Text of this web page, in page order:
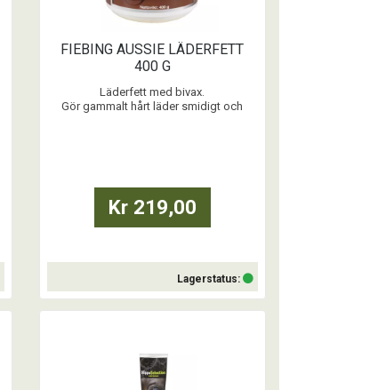
FIEBING AUSSIE LÄDERFETT
400 G
Läderfett med bivax.
Gör gammalt hårt läder smidigt och
Kr 219,00
Lagerstatus: